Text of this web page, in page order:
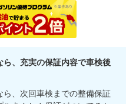
、充実の保証内容で車検後
、次回車検までの整備保証